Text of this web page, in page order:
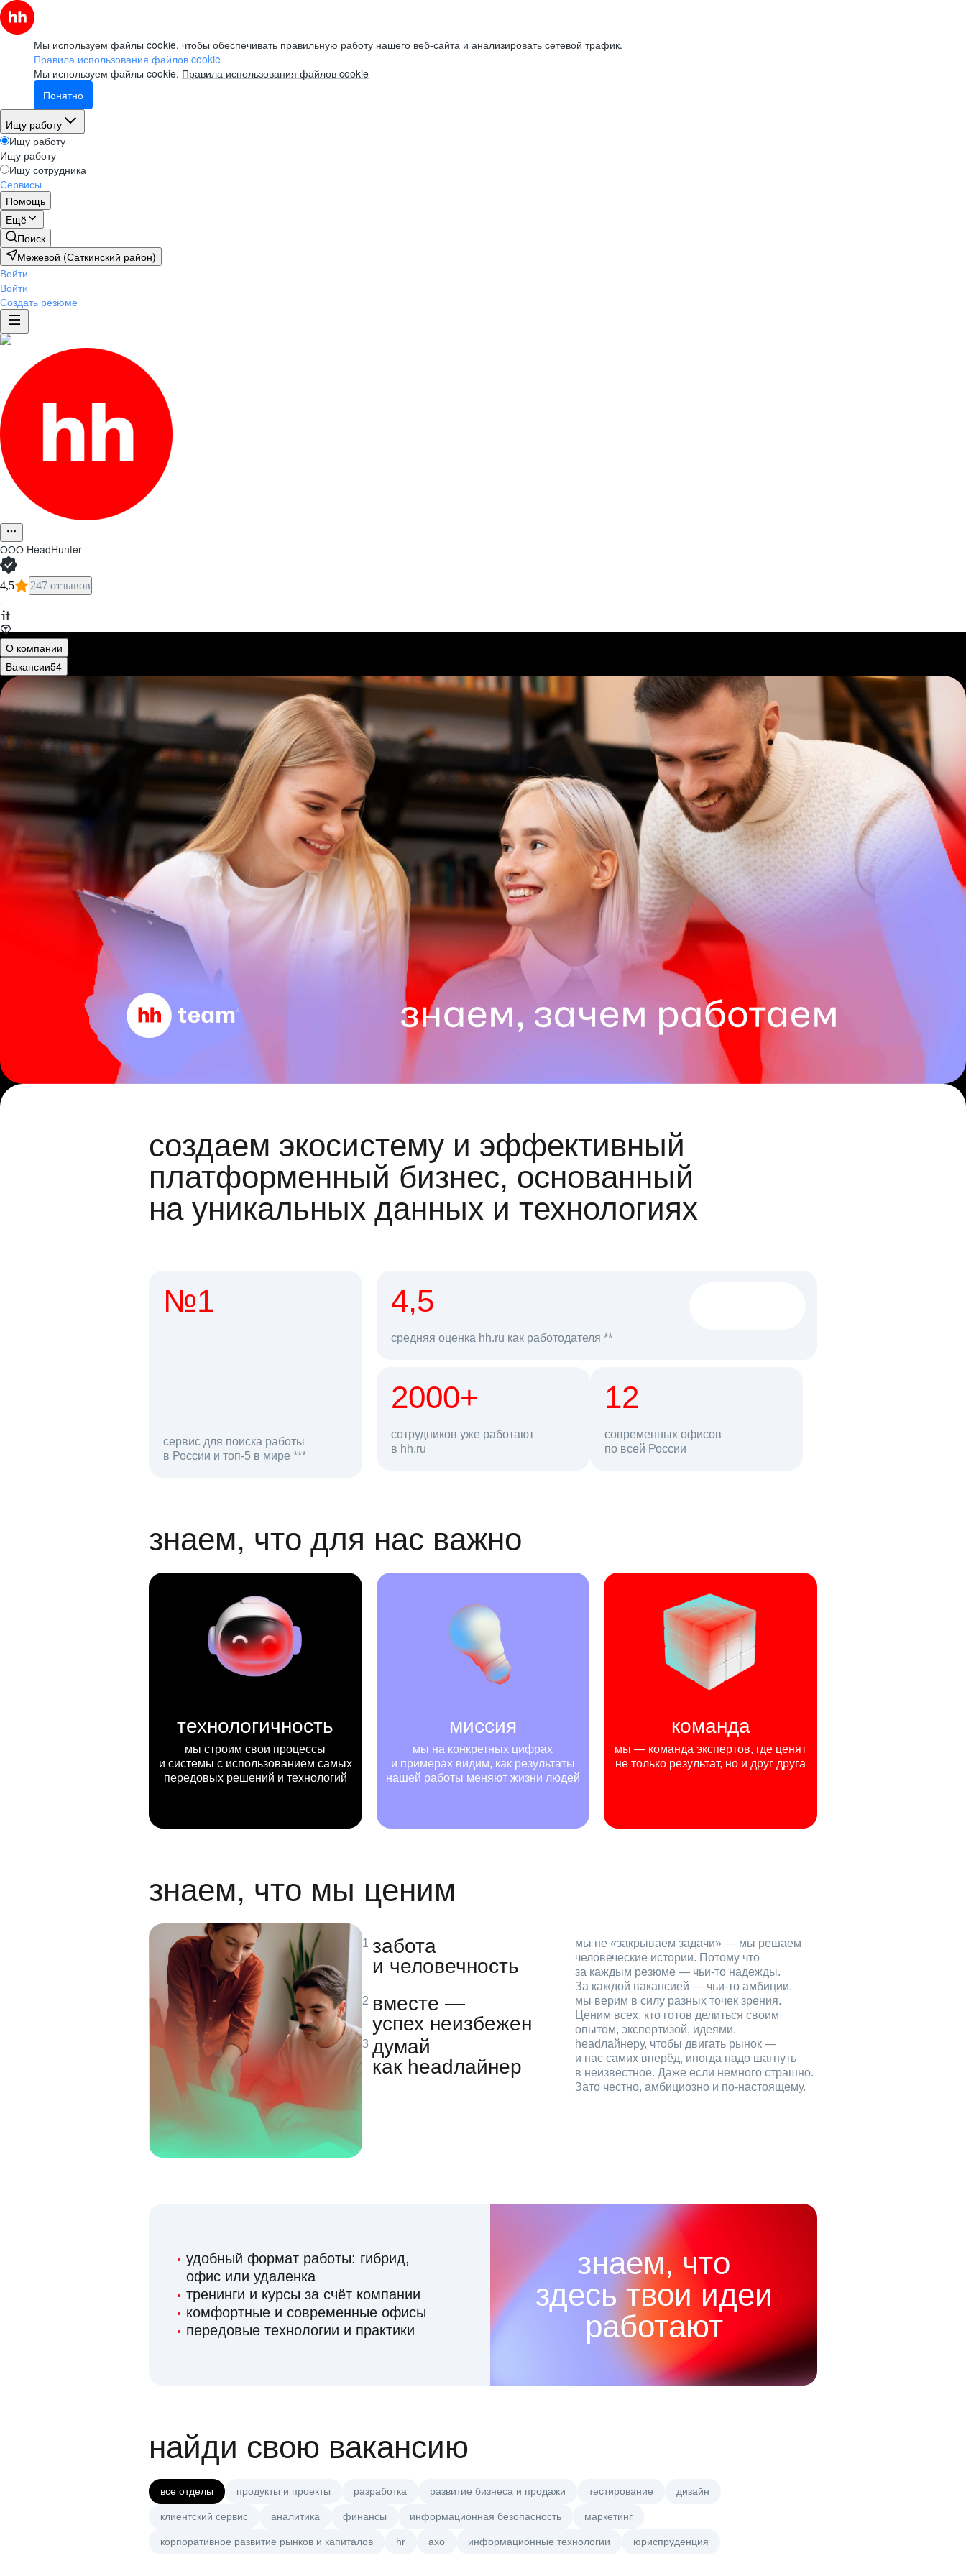
Мы используем файлы cookie, чтобы обеспечивать правильную работу нашего веб-сайта и анализировать сетевой трафик.
Правила использования файлов cookie
Мы используем файлы cookie. Правила использования файлов cookie
Понятно
Ищу работу
Ищу работу
Ищу работу
Ищу сотрудника
Сервисы
Помощь
Ещё
Поиск
Межевой (Саткинский район)
Войти
Войти
Создать резюме
ООО HeadHunter
4,5 247 отзывов
·
О компании
Вакансии54
создаем экосистему и эффективный
платформенный бизнес, основанный
на уникальных данных и технологиях
№1
сервис для поиска работы
в России и топ-5 в мире ***
откликов на вакансии
4,5
средняя оценка hh.ru как работодателя **
2000+
сотрудников уже работают
в hh.ru
68 млн 12
современных офисов
по всей Россиипользователей в день
знаем, что для нас важно
технологичность
мы строим свои процессы
и системы с использованием самых
передовых решений и технологий
миссия
мы на конкретных цифрах
и примерах видим, как результаты
нашей работы меняют жизни людей
команда
мы — команда экспертов, где ценят
не только результат, но и друг друга
знаем, что мы ценим
забота
и человечность
мы не «закрываем задачи» — мы решаем
человеческие истории. Потому что
за каждым резюме — чьи‑то надежды.
За каждой вакансией — чьи‑то амбиции.
вместе —
успех неизбежен
мы верим в силу разных точек зрения.
Ценим всех, кто готов делиться своим
опытом, экспертизой, идеями.
думай
как headлайнер
headлайнеру, чтобы двигать рынок —
и нас самих вперёд, иногда надо шагнуть
в неизвестное. Даже если немного страшно.
Зато честно, амбициозно и по‑настоящему.
удобный формат работы: гибрид,
офис или удаленка
тренинги и курсы за счёт компании
комфортные и современные офисы
передовые технологии и практики
знаем, что
здесь твои идеи
работают
найди свою вакансию
все отделы продукты и проекты разработка развитие бизнеса и продажи тестирование дизайн
клиентский сервис аналитика финансы информационная безопасность маркетинг
корпоративное развитие рынков и капиталов hr axo информационные технологии юриспруденция